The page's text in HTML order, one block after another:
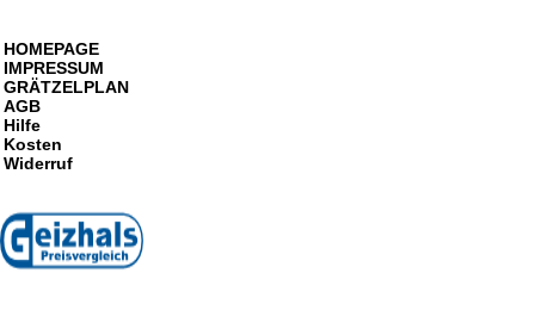
HOMEPAGE
IMPRESSUM
GRÄTZELPLAN
AGB
Hilfe
Kosten
Widerruf